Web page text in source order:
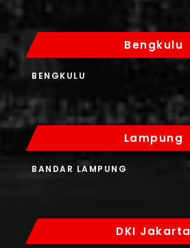
Bengkulu
BENGKULU
Lampung
BANDAR LAMPUNG
DKI Jakarta